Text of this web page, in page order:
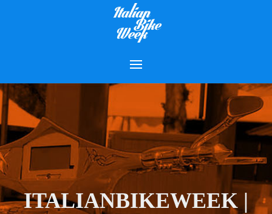
ITALIANBIKEWEEK |